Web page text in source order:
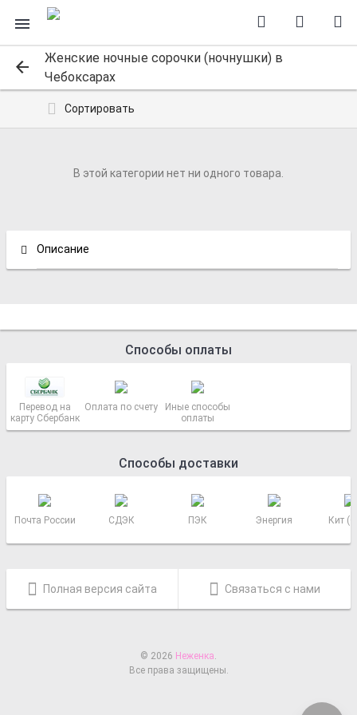
Женские ночные сорочки (ночнушки) в
Чебоксарах
Сортировать
В этой категории нет ни одного товара.
Описание
Способы оплаты
Перевод на
карту Сбербанк
Оплата по счету
Иные способы
оплаты
Способы доставки
Почта России СДЭК ПЭК Энергия Кит
Полная версия сайта Связаться с нами
© 2026 Неженка.
Все права защищены.